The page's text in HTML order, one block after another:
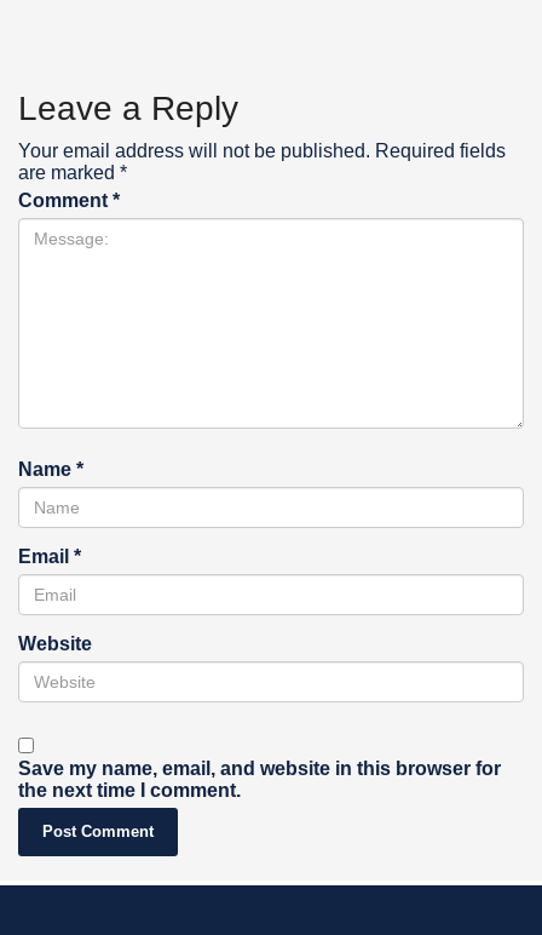
Leave a Reply
Your email address will not be published. Required fields
are marked *
Comment *
Name *
Email *
Website
Save my name, email, and website in this browser for
the next time I comment.